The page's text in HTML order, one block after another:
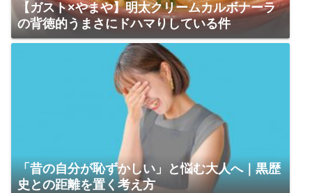
【ガスト×やまや】明太クリームカルボナーラ
の背徳的うまさにドハマりしている件
「昔の自分が恥ずかしい」と悩む大人へ｜黒歴
史との距離を置く考え方